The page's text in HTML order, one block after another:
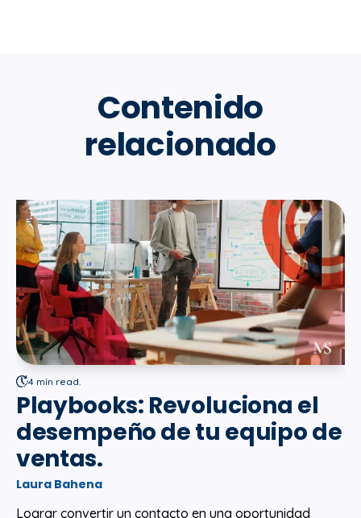
Contenido
relacionado
4 min read.
Playbooks: Revoluciona el
desempeño de tu equipo de
ventas.
Laura Bahena
Lograr convertir un contacto en una oportunidad